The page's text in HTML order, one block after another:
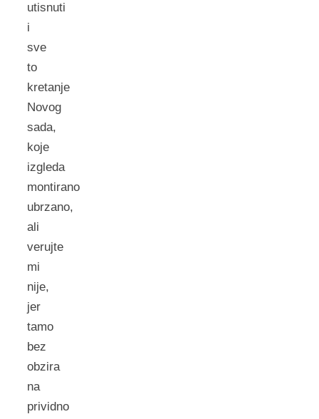
utisnuti
i
sve
to
kretanje
Novog
sada,
koje
izgleda
montirano
ubrzano,
ali
verujte
mi
nije,
jer
tamo
bez
obzira
na
prividno